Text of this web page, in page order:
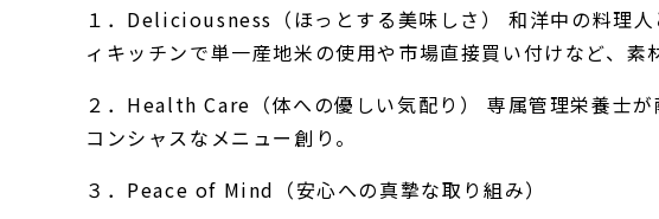
１．Deliciousness（ほっとする美味しさ） 和洋中の料理
ィキッチンで単一産地米の使用や市場直接買い付けなど、素
２．Health Care（体への優しい気配り） 専属管理栄養士
コンシャスなメニュー創り。
３．Peace of Mind（安心への真摯な取り組み）